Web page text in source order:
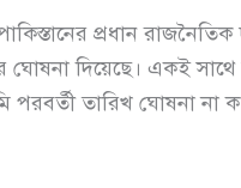
প্রধান
ঘোষনা দিয়েছে। একই
তারিখ ঘোষনা না